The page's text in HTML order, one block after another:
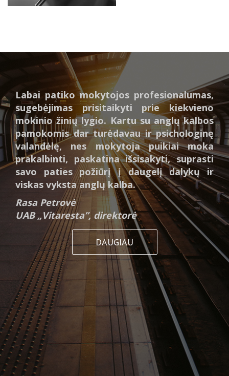
Labai patiko mokytojos profesionalumas,
sugebėjimas prisitaikyti prie kiekvieno
mokinio žinių lygio. Kartu su anglų kalbos
pamokomis dar turėdavau ir psichologinę
valandėlę, nes mokytoja puikiai moka
prakalbinti, paskatina išsisakyti, suprasti
savo paties požiūrį į daugelį dalykų ir
viskas vyksta anglų kalba.
Rasa Petrovė
UAB „Vitaresta”, direktorė
DAUGIAU